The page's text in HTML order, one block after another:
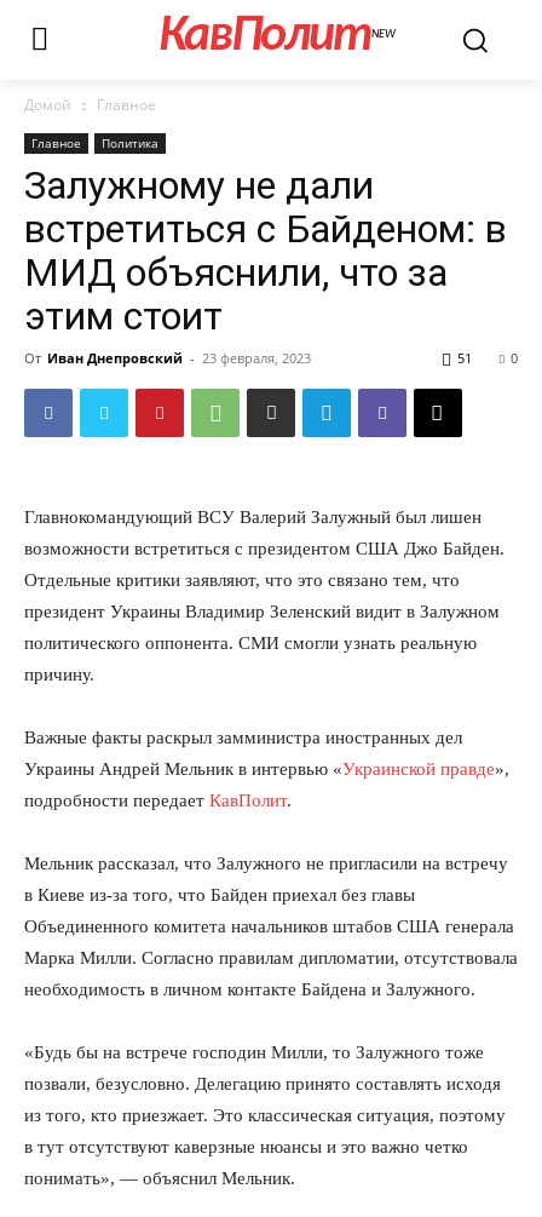
КавПолитNEW
Домой Главное
Главное Политика
Залужному не дали
встретиться с Байденом: в
МИД объяснили, что за
этим стоит
От Иван Днепровский - 23 февраля, 2023 0
51
Главнокомандующий ВСУ Валерий Залужный был лишен
возможности встретиться с президентом США Джо Байден.
Отдельные критики заявляют, что это связано тем, что
президент Украины Владимир Зеленский видит в Залужном
политического оппонента. СМИ смогли узнать реальную
причину.
Важные факты раскрыл замминистра иностранных дел
Украины Андрей Мельник в интервью «Украинской правде»,
подробности передает КавПолит.
Мельник рассказал, что Залужного не пригласили на встречу
в Киеве из-за того, что Байден приехал без главы
Объединенного комитета начальников штабов США генерала
Марка Милли. Согласно правилам дипломатии, отсутствовала
необходимость в личном контакте Байдена и Залужного.
«Будь бы на встрече господин Милли, то Залужного тоже
позвали, безусловно. Делегацию принято составлять исходя
из того, кто приезжает. Это классическая ситуация, поэтому
в тут отсутствуют каверзные нюансы и это важно четко
понимать», — объяснил Мельник.